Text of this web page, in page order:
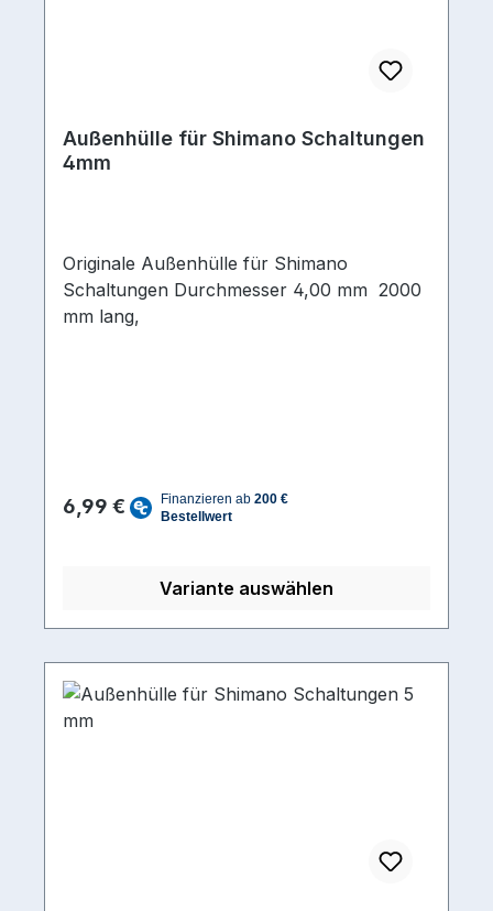
Außenhülle für Shimano Schaltungen
4mm
Originale Außenhülle für Shimano
Schaltungen Durchmesser 4,00 mm 2000
mm lang,
6,99 €
Variante auswählen